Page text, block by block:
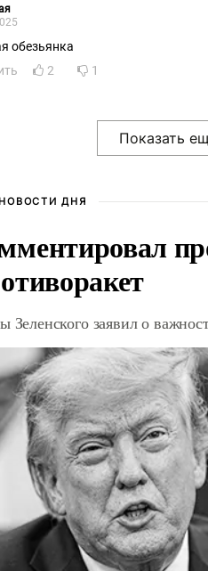
обезьянка
2 1
НОВОСТИ ДНЯ
Зеленского заявил о